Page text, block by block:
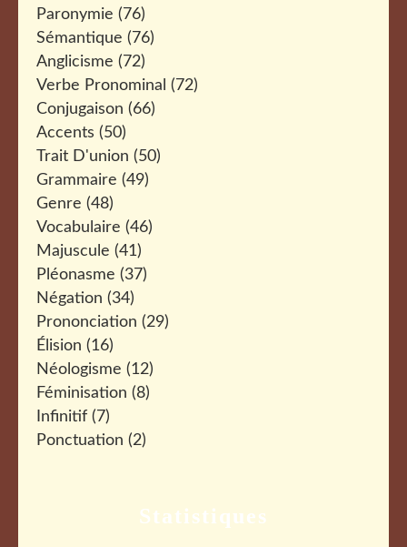
Paronymie (76)
Sémantique (76)
Anglicisme (72)
Verbe Pronominal (72)
Conjugaison (66)
Accents (50)
Trait D'union (50)
Grammaire (49)
Genre (48)
Vocabulaire (46)
Majuscule (41)
Pléonasme (37)
Négation (34)
Prononciation (29)
Élision (16)
Néologisme (12)
Féminisation (8)
Infinitif (7)
Ponctuation (2)
Statistiques